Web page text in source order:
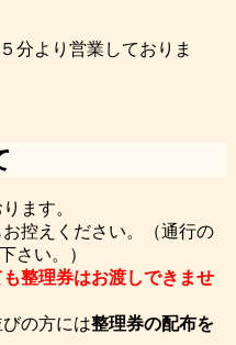
分より営業しておりま
ます。
控えください。（通行の
さい。）
整理券はお渡しできませ
の方には整理券の配布を